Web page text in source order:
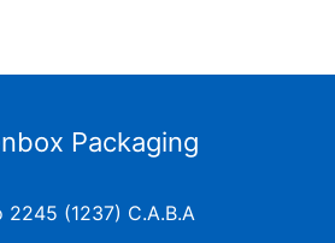
Packaging
2245 (1237) C.A.B.A